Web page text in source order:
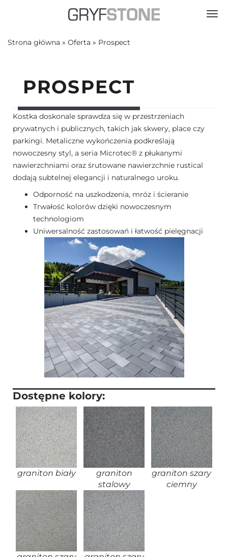
Strona główna » Oferta » Prospect
PROSPECT
Kostka doskonale sprawdza się w przestrzeniach
prywatnych i publicznych, takich jak skwery, place czy
parkingi. Metaliczne wykończenia podkreślają
nowoczesny styl, a seria Microtec® z płukanymi
nawierzchniami oraz śrutowane nawierzchnie rustical
dodają subtelnej elegancji i naturalnego uroku.
Odporność na uszkodzenia, mróz i ścieranie
Trwałość kolorów dzięki nowoczesnym
technologiom
Uniwersalność zastosowań i łatwość pielęgnacji
Dostępne kolory:
graniton biały
graniton
stalowy
graniton szary
ciemny